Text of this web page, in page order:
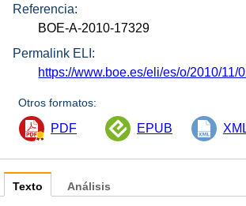
Referencia:
BOE-A-2010-17329
Permalink ELI:
https://www.boe.es/eli/es/o/2010/11/
Otros formatos:
PDF EPUB
Texto Análisis